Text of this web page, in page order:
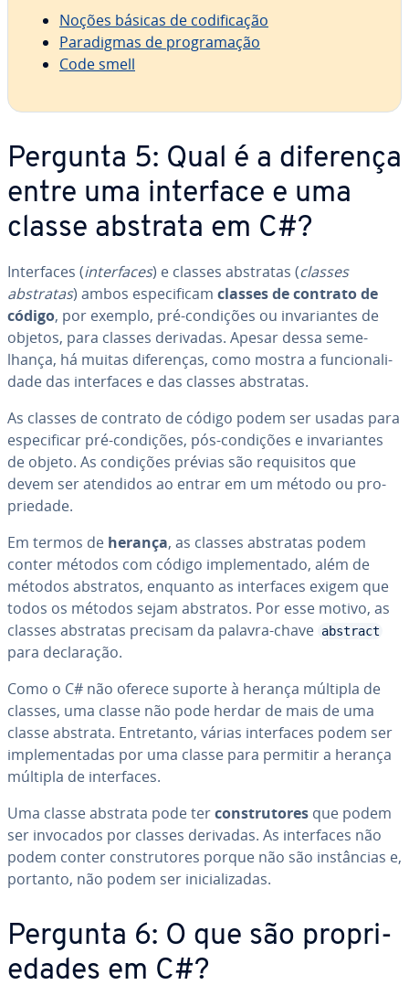
Noções básicas de co­di­fi­ca­ção
Pa­ra­dig­mas de pro­gra­ma­ção
Code smell
Pergunta 5: Qual é a diferença
entre uma interface e uma
classe abstrata em C#?
In­ter­fa­ces (in­ter­fa­ces) e classes abstratas (classes
abstratas) ambos es­pe­ci­fi­cam classes de contrato de
código, por exemplo, pré-condições ou in­va­ri­an­tes de
objetos, para classes derivadas. Apesar dessa se­me­
lhança, há muitas di­fe­ren­ças, como mostra a fun­ci­o­na­li­
dade das in­ter­fa­ces e das classes abstratas.
As classes de contrato de código podem ser usadas para
es­pe­ci­fi­car pré-condições, pós-condições e in­va­ri­an­tes
de objeto. As condições prévias são re­qui­si­tos que
devem ser atendidos ao entrar em um método ou pro­
pri­e­dade.
Em termos de herança, as classes abstratas podem
conter métodos com código im­ple­men­tado, além de
métodos abstratos, enquanto as in­ter­fa­ces exigem que
todos os métodos sejam abstratos. Por esse motivo, as
classes abstratas precisam da palavra-chave abstract
para de­cla­ra­ção.
Como o C# não oferece suporte à herança múltipla de
classes, uma classe não pode herdar de mais de uma
classe abstrata. En­tre­tanto, várias in­ter­fa­ces podem ser
im­ple­men­ta­das por uma classe para permitir a herança
múltipla de in­ter­fa­ces.
Uma classe abstrata pode tercons­tru­to­res que podem
ser invocados por classes derivadas. As in­ter­fa­ces não
podem conter cons­tru­to­res porque não são ins­tân­cias e,
portanto, não podem ser ini­ci­a­li­za­das.
Pergunta 6: O que são pro­pri­
e­da­des em C#?